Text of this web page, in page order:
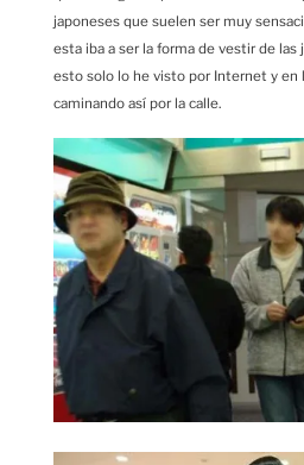
japoneses que suelen ser muy
esta iba a ser la forma de vestir de las
esto solo lo he visto por Internet y en
caminando así por la calle.